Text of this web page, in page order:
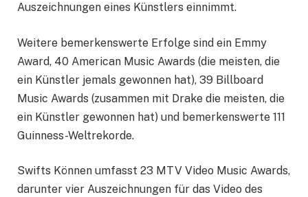
Auszeichnungen eines Künstlers einnimmt.
Weitere bemerkenswerte Erfolge sind ein Emmy
Award, 40 American Music Awards (die meisten, die
ein Künstler jemals gewonnen hat), 39 Billboard
Music Awards (zusammen mit Drake die meisten, die
ein Künstler gewonnen hat) und bemerkenswerte 111
Guinness-Weltrekorde.
Swifts Können umfasst 23 MTV Video Music Awards,
darunter vier Auszeichnungen für das Video des